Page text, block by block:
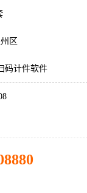
区
码计件软件